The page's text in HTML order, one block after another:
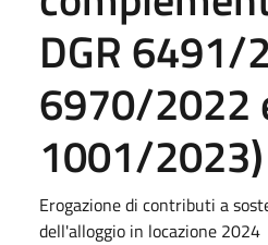
DGR 6491/
6970/2022
1001/2023)
Erogazione di contributi a
dell'alloggio in locazione 2024